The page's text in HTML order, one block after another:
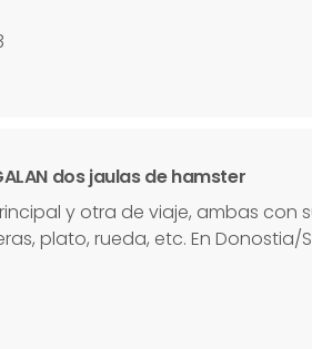
dos jaulas de hamster
y otra de viaje, ambas con
plato, rueda, etc. En Donostia/